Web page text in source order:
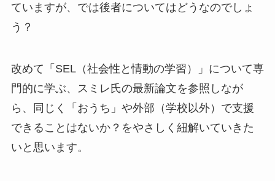
ていますが、では後者についてはどうなのでしょ
う？
改めて「SEL（社会性と情動の学習）」について専
門的に学ぶ、スミレ氏の最新論文を参照しなが
ら、同じく「おうち」や外部（学校以外）で支援
できることはないか？をやさしく紐解いていきた
いと思います。